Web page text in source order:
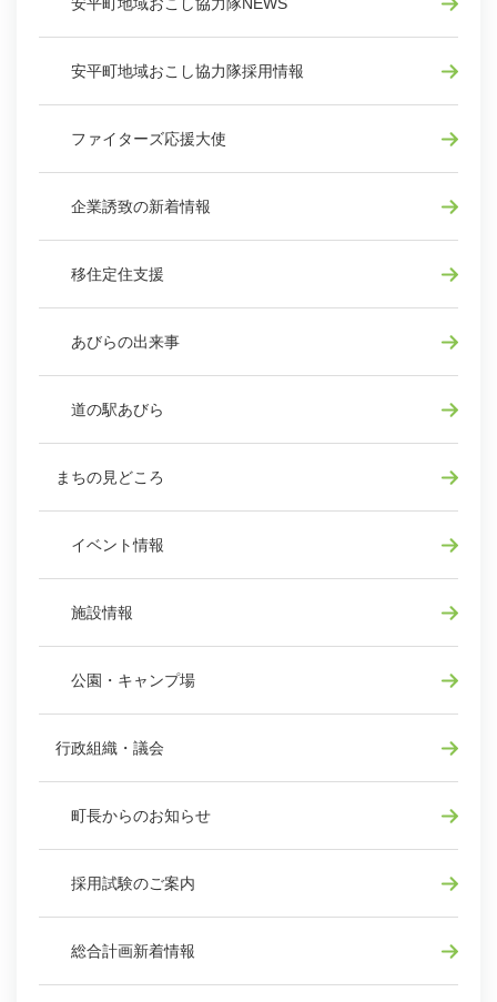
安平町地域おこし協力隊採用情報
ファイターズ応援大使
企業誘致の新着情報
移住定住支援
あびらの出来事
道の駅あびら
まちの見どころ
イベント情報
施設情報
公園・キャンプ場
行政組織・議会
町長からのお知らせ
採用試験のご案内
総合計画新着情報